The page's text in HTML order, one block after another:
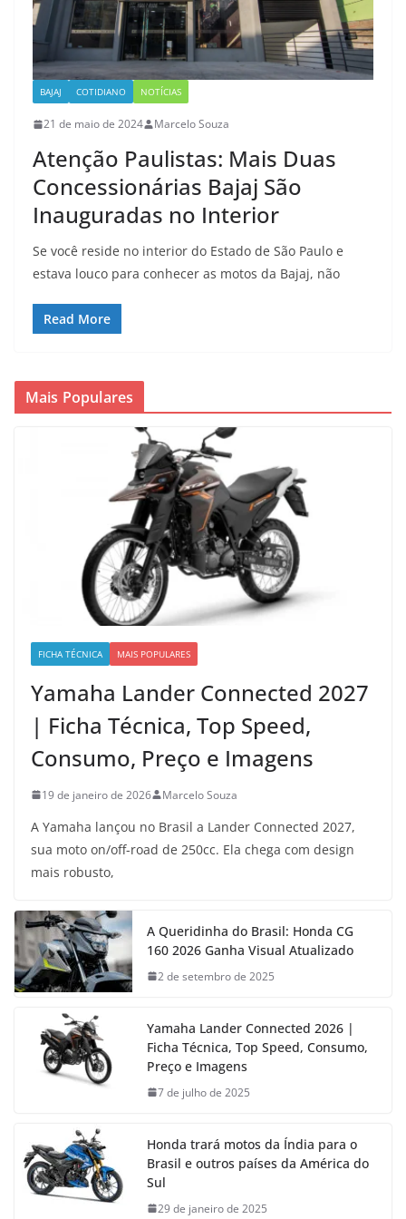
BAJAJ COTIDIANO NOTÍCIAS
21 de maio de 2024 Marcelo Souza
Atenção Paulistas: Mais Duas
Concessionárias Bajaj São
Inauguradas no Interior
Se você reside no interior do Estado de São Paulo e
estava louco para conhecer as motos da Bajaj, não
Read More
Mais Populares
FICHA TÉCNICA MAIS POPULARES
Yamaha Lander Connected 2027
| Ficha Técnica, Top Speed,
Consumo, Preço e Imagens
19 de janeiro de 2026 Marcelo Souza
A Yamaha lançou no Brasil a Lander Connected 2027,
sua moto on/off-road de 250cc. Ela chega com design
mais robusto,
A Queridinha do Brasil: Honda CG
160 2026 Ganha Visual Atualizado
2 de setembro de 2025
Yamaha Lander Connected 2026 |
Ficha Técnica, Top Speed, Consumo,
Preço e Imagens
7 de julho de 2025
Honda trará motos da Índia para o
Brasil e outros países da América do
Sul
29 de janeiro de 2025